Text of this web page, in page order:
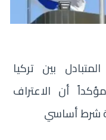
بين تركيا
أن الاعتراف
شرط أساسي